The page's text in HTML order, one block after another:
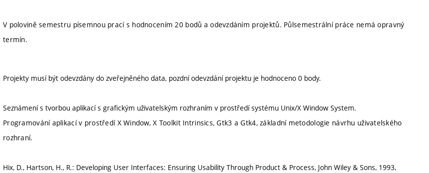
V polovině semestru písemnou prací s hodnocením 20 bodů a odevzdáním projektů. Půlsemestrální práce nemá opravný
termín.
Projekty musí být odevzdány do zveřejněného data, pozdní odevzdání projektu je hodnoceno 0 body.
Seznámení s tvorbou aplikací s grafickým uživatelským rozhraním v prostředí systému Unix/X Window System.
Programování aplikací v prostředí X Window, X Toolkit Intrinsics, Gtk3 a Gtk4, základní metodologie návrhu uživatelského
rozhraní.
Hix, D., Hartson, H., R.: Developing User Interfaces: Ensuring Usability Through Product & Process, John Wiley & Sons, 1993,